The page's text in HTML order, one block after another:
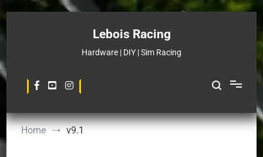
content
Lebois Racing
Hardware | DIY | Sim Racing
Home v9.1